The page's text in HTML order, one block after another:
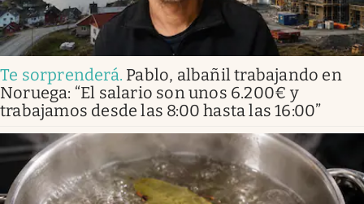
Te sorprenderá. Pablo, albañil trabajando en
Noruega: “El salario son unos 6.200€ y
trabajamos desde las 8:00 hasta las 16:00”